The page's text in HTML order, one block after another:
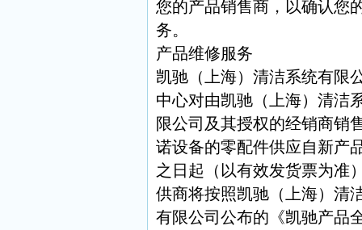
您的产品销售商，以确认您
务。
产品维修服务
凯驰（上海）清洁系统有限
中心对由凯驰（上海）清洁
限公司及其授权的经销商销
诺设备的零配件供应自新产
之日起（以有效发货票为准
供商将按照凯驰（上海）清
有限公司公布的《凯驰产品